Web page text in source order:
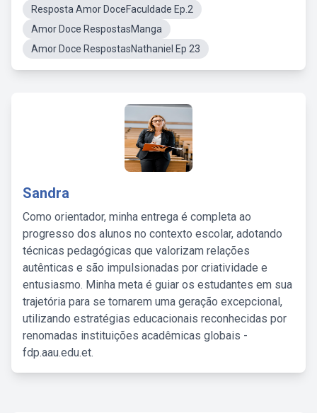
Resposta Amor DoceFaculdade Ep.2
Amor Doce RespostasManga
Amor Doce RespostasNathaniel Ep 23
Sandra
Como orientador, minha entrega é completa ao
progresso dos alunos no contexto escolar, adotando
técnicas pedagógicas que valorizam relações
autênticas e são impulsionadas por criatividade e
entusiasmo. Minha meta é guiar os estudantes em sua
trajetória para se tornarem uma geração excepcional,
utilizando estratégias educacionais reconhecidas por
renomadas instituições acadêmicas globais -
fdp.aau.edu.et.